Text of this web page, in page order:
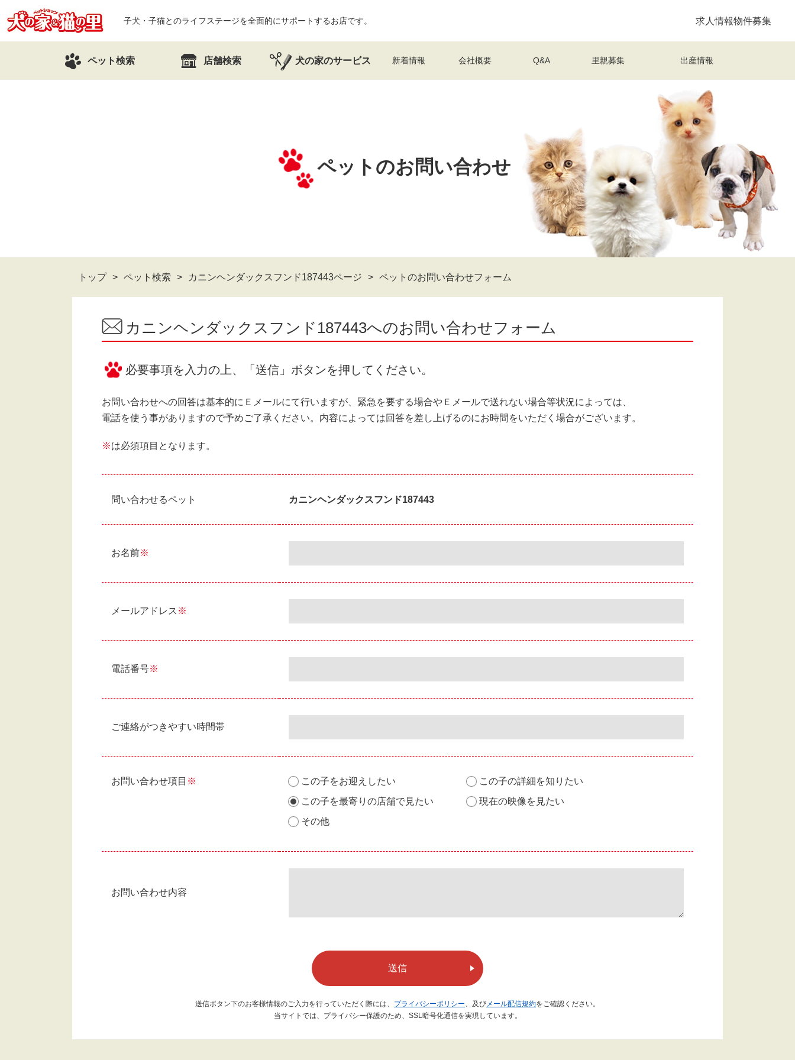
子犬・子猫とのライフステージを全面的にサポートするお店です。 求人情報物件募集
ペット検索 店舗検索 犬の家のサービス 新着情報 会社概要 Q&A 里親募集 出産情報
ペットのお問い合わせ
トップ ペット検索 カニンヘンダックスフンド187443ページ ペットのお問い合わせフォーム
カニンヘンダックスフンド187443へのお問い合わせフォーム
必要事項を入力の上、「送信」ボタンを押してください。
お問い合わせへの回答は基本的にＥメールにて行いますが、緊急を要する場合やＥメールで送れない場合等状況によっては、
電話を使う事がありますので予めご了承ください。内容によっては回答を差し上げるのにお時間をいただく場合がございます。
※は必須項目となります。
問い合わせるペット カニンヘンダックスフンド187443
お名前※
メールアドレス ※
電話番号※
ご連絡がつきやすい時間帯
お問い合わせ項目 ※ この子をお迎えしたい
この子の詳細を知りたい
この子を最寄りの店舗で見たい
現在の映像を見たい
その他
お問い合わせ内容
送信
送信ボタン下のお客様情報のご入力を行っていただく際には、 プライバシーポリシー、及びメール配信規約をご確認ください。
当サイトでは、プライバシー保護のため、SSL暗号化通信を実現しています。